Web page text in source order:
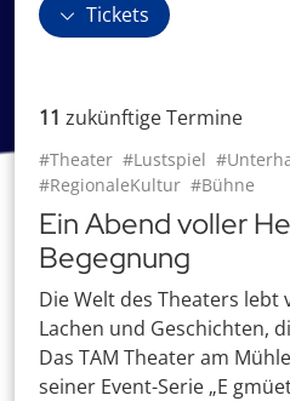
Tickets
11 zukünftigeTermine
#Theater #Lustspiel
#RegionaleKultur #Bühne
Ein Abend voller
Begegnung
Die Welt des Theaters lebt
Lachen und Geschichten,
Das TAM Theater am
seiner Event-Serie „E